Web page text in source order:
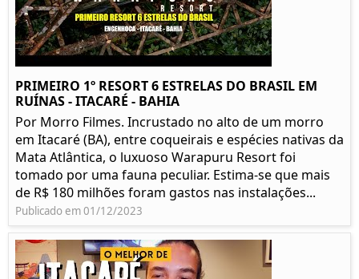
PRIMEIRO 1º RESORT 6 ESTRELAS DO BRASIL EM
RUÍNAS - ITACARÉ - BAHIA
Por Morro Filmes. Incrustado no alto de um morro
em Itacaré (BA), entre coqueirais e espécies nativas da
Mata Atlântica, o luxuoso Warapuru Resort foi
tomado por uma fauna peculiar. Estima-se que mais
de R$ 180 milhões foram gastos nas instalações...
Publicado em 01/12/2023